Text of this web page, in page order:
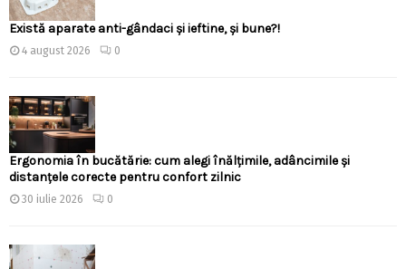
Există aparate anti-gândaci și ieftine, și bune?!
4 august 2026 0
Ergonomia în bucătărie: cum alegi înălțimile, adâncimile și
distanțele corecte pentru confort zilnic
30 iulie 2026 0